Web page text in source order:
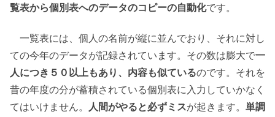
覧表から個別表へのデータのコピーの自動化です。
一覧表には、個人の名前が縦に並んでおり、それに対し
ての今年のデータが記録されています。その数は膨大で一
人につき５０以上もあり、内容も似ているのです。それを
昔の年度の分が蓄積されている個別表に入力していかなく
てはいけません。 人間がやると必ずミスが起きます。 単調